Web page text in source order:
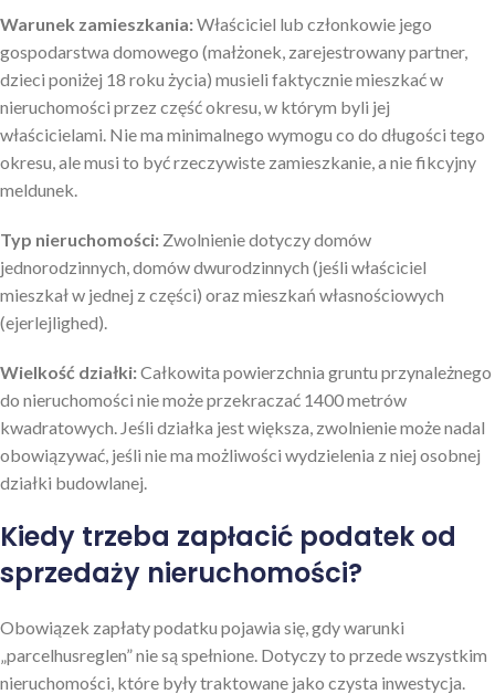
Warunek zamieszkania:Właściciel lub członkowie jego
gospodarstwa domowego (małżonek, zarejestrowany partner,
dzieci poniżej 18 roku życia) musieli faktycznie mieszkać w
nieruchomości przez część okresu, w którym byli jej
właścicielami. Nie ma minimalnego wymogu co do długości tego
okresu, ale musi to być rzeczywiste zamieszkanie, a nie fikcyjny
meldunek.
Typ nieruchomości: Zwolnienie dotyczy domów
jednorodzinnych, domów dwurodzinnych (jeśli właściciel
mieszkał w jednej z części) oraz mieszkań własnościowych
(ejerlejlighed).
Wielkość działki:Całkowita powierzchnia gruntu przynależnego
do nieruchomości nie może przekraczać 1400 metrów
kwadratowych. Jeśli działka jest większa, zwolnienie może nadal
obowiązywać, jeśli nie ma możliwości wydzielenia z niej osobnej
działki budowlanej.
Kiedy trzeba zapłacić podatek od
sprzedaży nieruchomości?
Obowiązek zapłaty podatku pojawia się, gdy warunki
„parcelhusreglen” nie są spełnione. Dotyczy to przede wszystkim
nieruchomości, które były traktowane jako czysta inwestycja.